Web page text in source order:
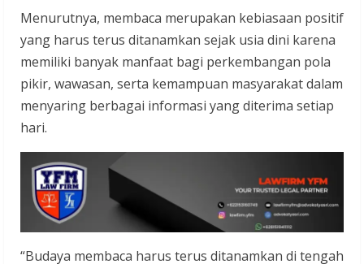
Menurutnya, membaca merupakan kebiasaan positif
yang harus terus ditanamkan sejak usia dini karena
memiliki banyak manfaat bagi perkembangan pola
pikir, wawasan, serta kemampuan masyarakat dalam
menyaring berbagai informasi yang diterima setiap
hari.
“Budaya membaca harus terus ditanamkan di tengah